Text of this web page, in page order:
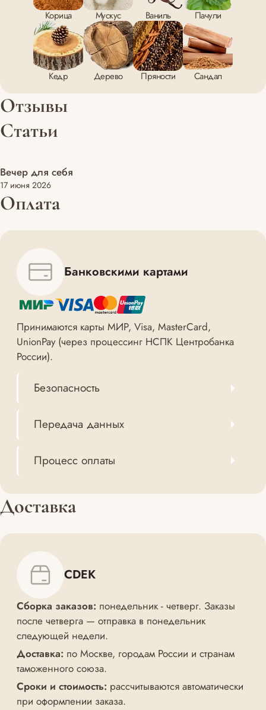
Корица Мускус Ваниль Пачули
Кедр Дерево Пряности Cандал
Отзывы
Статьи
Для тела
Вечер для себя
17 июня 2026
Оплата
Банковскими картами
Принимаются карты МИР, Visa, MasterCard,
UnionPay (через процессинг НСПК Центробанка
России).
Безопасность
Передача данных
Процесс оплаты
Доставка
CDEK
Сборка заказов: понедельник - четверг. Заказы
после четверга — отправка в понедельник
следующей недели.
Доставка: по Москве, городам России и странам
таможенного союза.
Сроки и стоимость: рассчитываются автоматически
при оформлении заказа.